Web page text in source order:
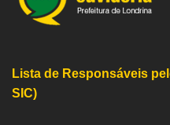
Lista de Responsáveis
SIC)